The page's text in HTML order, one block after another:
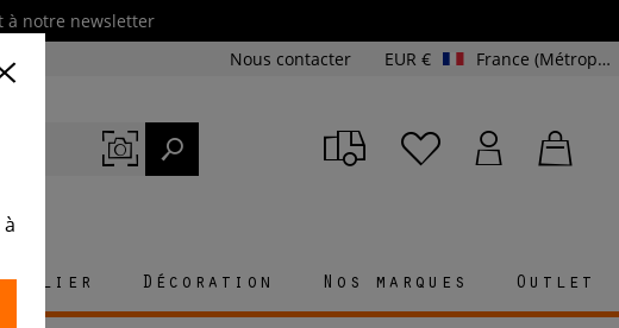
à notre newsletter
Nous contacter EUR € France (Métropolitaine et Corse)
Décoration Nos marques Outlet